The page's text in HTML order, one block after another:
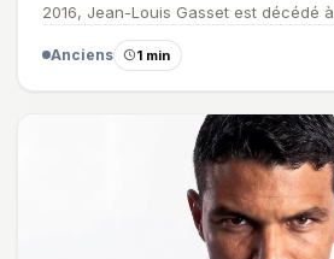
2016, Jean-Louis Gasset est décédé
Anciens 1 min